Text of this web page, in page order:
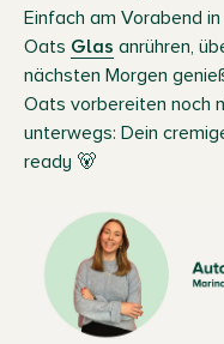
Einfach am Vorabend
Oats Glas anrühren,
nächsten Morgen
Oats vorbereiten noch
unterwegs: Dein
ready 🐻